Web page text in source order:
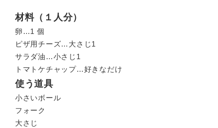
材料（１人分）
卵…1 個
ピザ用チーズ…大さじ1
サラダ油…小さじ1
トマトケチャップ…好きなだけ
使う道具
小さいボール
フォーク
大さじ